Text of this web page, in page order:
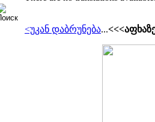
<უკან დაბრუნება...